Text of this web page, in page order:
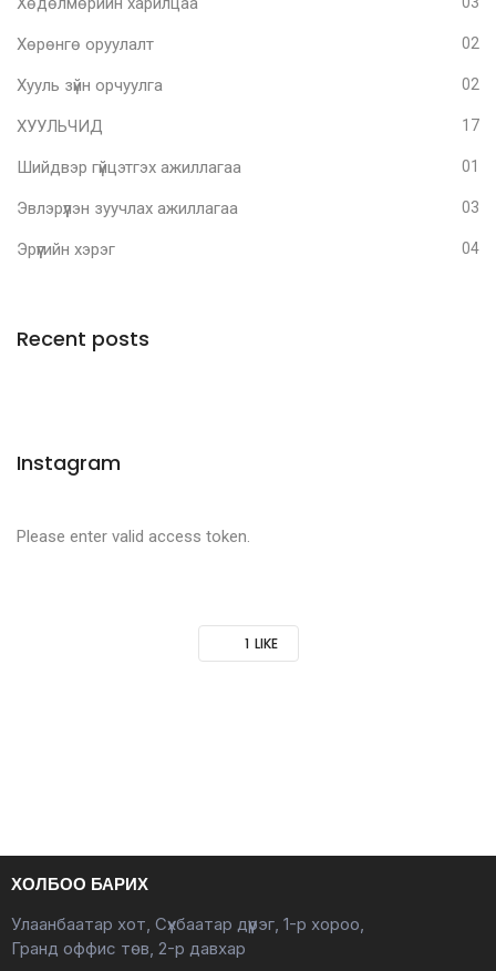
Хөрөнгө оруулалт 02
Хууль зүйн орчуулга 02
ХУУЛЬЧИД 17
Шийдвэр гүйцэтгэх ажиллагаа 01
Эвлэрүүлэн зуучлах ажиллагаа 03
Эрүүгийн хэрэг 04
Recent posts
Instagram
Please enter valid access token.
1 LIKE
ХОЛБОО БАРИХ
Улаанбаатар хот, Сүхбаатар дүүрэг, 1-р хороо,
Гранд оффис төв, 2-р давхар